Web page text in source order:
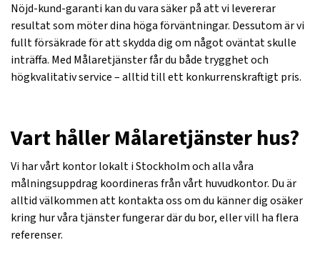
Nöjd-kund-garanti kan du vara säker på att vi levererar
resultat som möter dina höga förväntningar. Dessutom är vi
fullt försäkrade för att skydda dig om något oväntat skulle
inträffa. Med Målaretjänster får du både trygghet och
högkvalitativ service – alltid till ett konkurrenskraftigt pris.
Vart håller Målaretjänster hus?
Vi har vårt kontor lokalt i Stockholm och alla våra
målningsuppdrag koordineras från vårt huvudkontor. Du är
alltid välkommen att kontakta oss om du känner dig osäker
kring hur våra tjänster fungerar där du bor, eller vill ha flera
referenser.